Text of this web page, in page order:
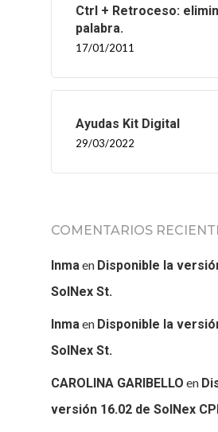
Ctrl + Retroceso:
palabra.
17/01/2011
Ayudas Kit Digital
29/03/2022
COMENTARIOS
Inmaen Disponible la
SolNex St.
Inmaen Disponible la
SolNex St.
CAROLINA GARIBELLO en
versión 16.02 de SolNex